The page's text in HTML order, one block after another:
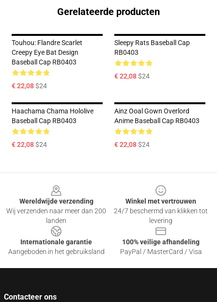
Gerelateerde producten
Touhou: Flandre Scarlet
Creepy Eye Bat Design
Baseball Cap RB0403
€ 22,08$24
Sleepy Rats Baseball Cap
RB0403
€ 22,08$24
Haachama Chama Hololive
Baseball Cap RB0403
€ 22,08$24
Ainz Ooal Gown Overlord
Anime Baseball Cap RB0403
€ 22,08$24
Wereldwijde verzending
Wij verzenden naar meer dan 200
landen
Winkel met vertrouwen
24/7 beschermd van klikken tot
levering
Internationale garantie
Aangeboden in het gebruiksland
100% veilige afhandeling
PayPal / MasterCard / Visa
Contacteer ons